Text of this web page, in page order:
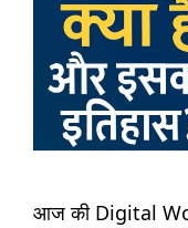
आज की Digital